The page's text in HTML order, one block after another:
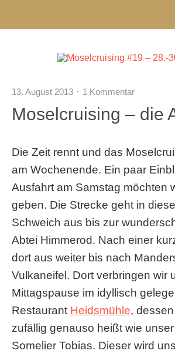
13. August 2013 1 Kommentar
Moselcruising – die
Die Zeit rennt und das
am Wochenende. Ein paar
Ausfahrt am Samstag möchten
geben. Die Strecke geht in
Schweich aus bis zur
Abtei Himmerod. Nach einer
dort aus weiter bis nach
Vulkaneifel. Dort verbringen wir
Mittagspause im idyllisch
Restaurant Heidsmühle,
zufällig genauso heißt wie
Somelier Tobias. Dieser wird